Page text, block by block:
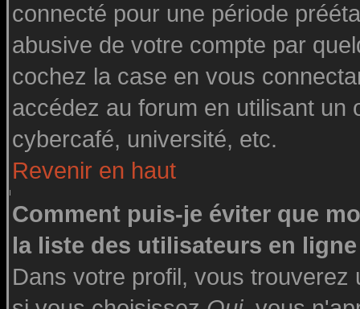
connecté pour une période
abusive de votre compte par
cochez la case en vous
accédez au forum en utilisant un
cybercafé, université, etc.
Revenir en haut
Comment puis-je éviter que
la liste des utilisateurs en
Dans votre profil, vous trouverez